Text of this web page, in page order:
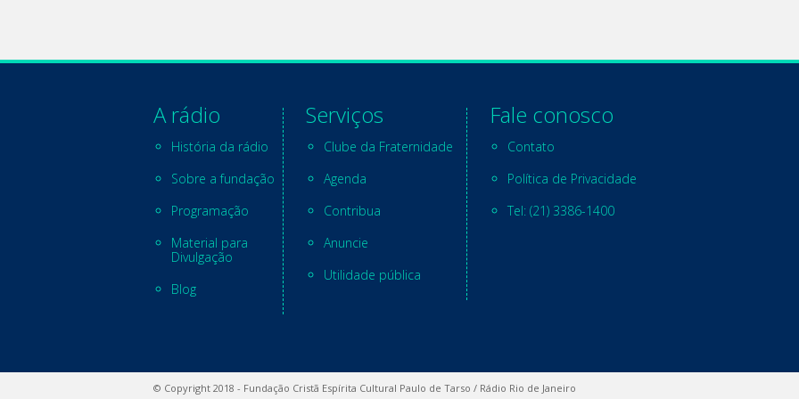
A rádio
História da rádio
Sobre a fundação
Programação
Material para
Divulgação
Blog
Serviços
Clube da Fraternidade
Agenda
Contribua
Anuncie
Utilidade pública
Fale conosco
Contato
Política de Privacidade
Tel: (21) 3386-1400
© Copyright 2018 - Fundação Cristã Espírita Cultural Paulo de Tarso / Rádio Rio de Janeiro